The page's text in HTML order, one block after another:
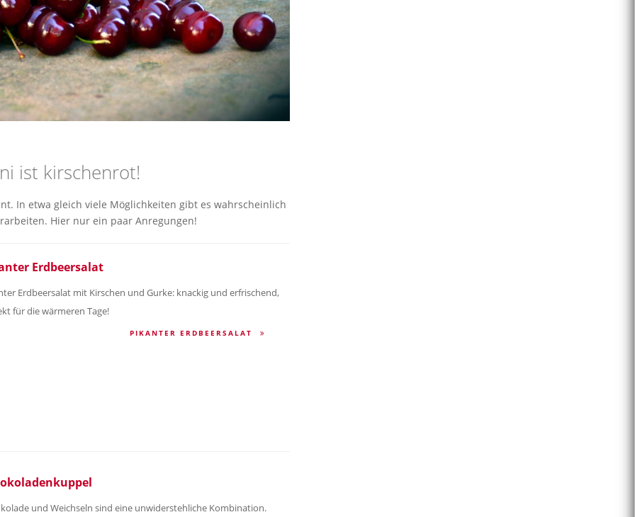
ist kirschenrot!
In etwa gleich viele Möglichkeiten gibt es wahrscheinlich
Hier nur ein paar Anregungen!
Erdbeersalat
Erdbeersalat mit Kirschen und Gurke: knackig und erfrischend,
für die wärmeren Tage!
PIKANTER ERDBEERSALAT
und Weichseln sind eine unwiderstehliche Kombination.